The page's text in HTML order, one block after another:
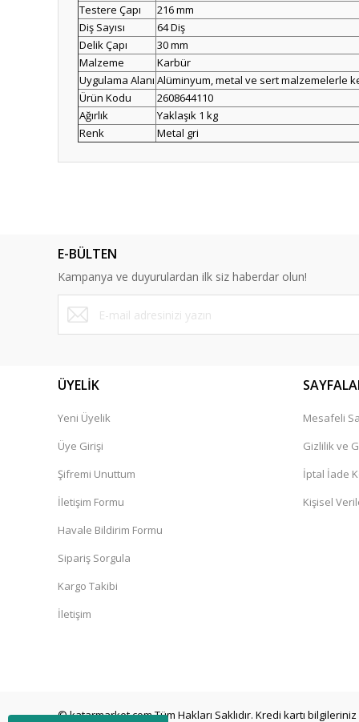
Testere Çapı
216 mm
Diş Sayısı
64 Diş
Delik Çapı
30 mm
Malzeme
Karbür
Uygulama Alanı Alüminyum, metal ve sert malzemelerle
Ürün Kodu
2608644110
Ağırlık
Yaklaşık 1 kg
Renk
Metal gri
Ürün bilgilerinde hatalar bulunuyor.
Ürün fiyatı diğer sitelerden daha pahalı.
Bu ürüne benzer farklı alternatifler olmalı.
E-BÜLTEN
Kampanya ve duyurulardan ilk siz haberdar olun!
ÜYELİK
Yeni Üyelik
Üye Girişi
Şifremi Unuttum
İletişim Formu
Havale Bildirim Formu
Sipariş Sorgula
Kargo Takibi
İletişim
Mesafeli
Gizlilik ve
İptal İade
Kişisel
© katarmarket.com Tüm Hakları Saklıdır. Kredi kartı